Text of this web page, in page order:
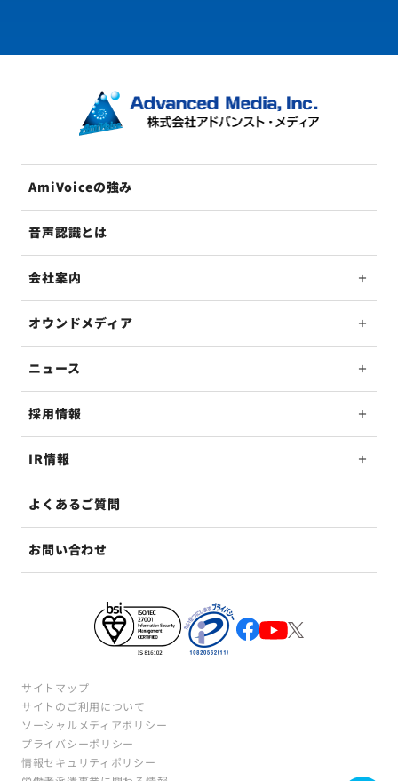
AmiVoiceの強み
音声認識とは
会社案内
オウンドメディア
ニュース
採用情報
IR情報
よくあるご質問
お問い合わせ
サイトマップ
サイトのご利用について
ソーシャルメディアポリシー
プライバシーポリシー
情報セキュリティポリシー